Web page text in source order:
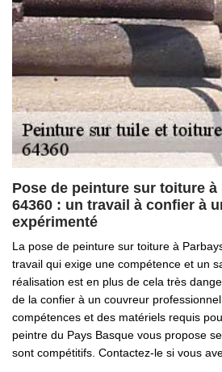
Pose de peinture sur toiture à
64360 : un travail à confier à
expérimenté
La pose de peinture sur toiture à
travail qui exige une compétence et un
réalisation est en plus de cela très
de la confier à un couvreur
compétences et des matériels requis
peintre du Pays Basque vous propose
sont compétitifs. Contactez-le si vous